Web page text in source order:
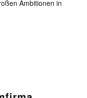
Ambitionen in